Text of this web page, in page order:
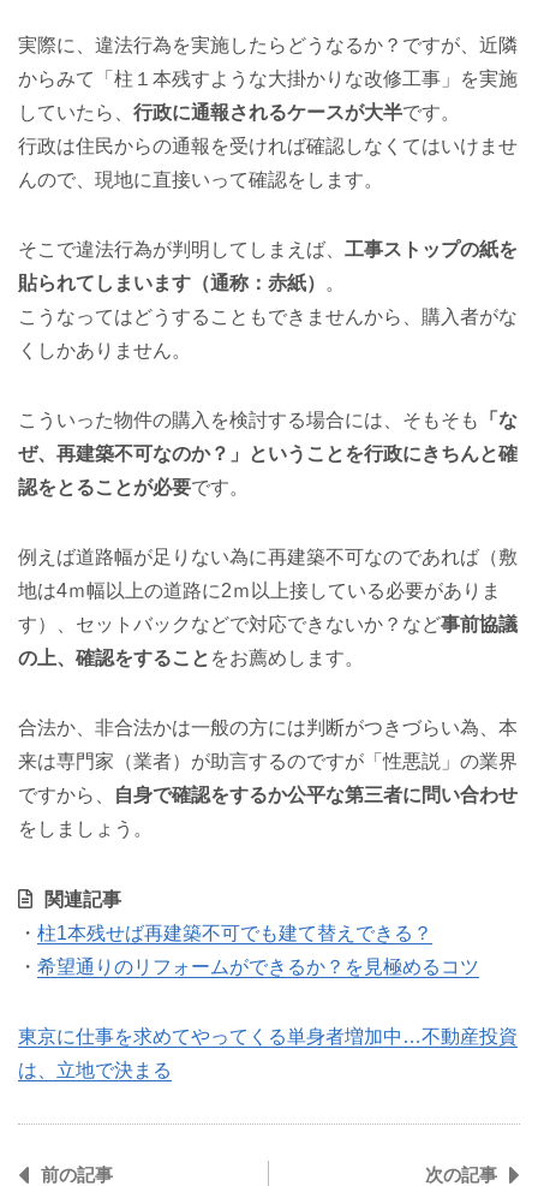
実際に、違法行為を実施したらどうなるか？ですが、近隣
からみて「柱１本残すような大掛かりな改修工事」を実施
していたら、 行政に通報されるケースが大半です。
行政は住民からの通報を受ければ確認しなくてはいけませ
んので、現地に直接いって確認をします。
そこで違法行為が判明してしまえば、 工事ストップの紙を
貼られてしまいます（通称：赤紙）
。
こうなってはどうすることもできませんから、購入者がな
くしかありません。
こういった物件の購入を検討する場合には、そもそも
「な
ぜ、再建築不可なのか？」ということを行政にきちんと確
認をとることが必要です。
例えば道路幅が足りない為に再建築不可なのであれば（敷
地は4ｍ幅以上の道路に2ｍ以上接している必要がありま
す）、セットバックなどで対応できないか？など事前協議
の上、確認をすること をお薦めします。
合法か、非合法かは一般の方には判断がつきづらい為、本
来は専門家（業者）が助言するのですが「性悪説」の業界
ですから、
自身で確認をするか公平な第三者に問い合わせ
をしましょう。
関連記事
・ 柱1本残せば再建築不可でも建て替えできる？
・ 希望通りのリフォームができるか？を見極めるコツ
東京に仕事を求めてやってくる単身者増加中…不動産投資
は、立地で決まる
前の記事 次の記事